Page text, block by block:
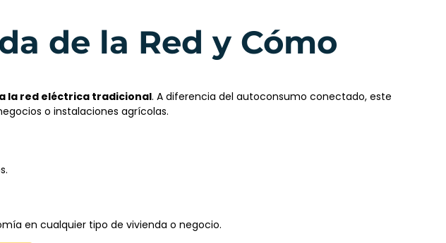
de la Red y Cómo
la red eléctrica tradicional. A diferencia del autoconsumo conectado, este
o instalaciones agrícolas.
en cualquier tipo de vivienda o negocio.